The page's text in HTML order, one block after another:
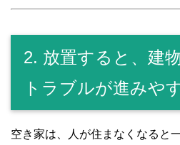
2. 放置すると、建
トラブルが進みや
空き家は、人が住まなくなると